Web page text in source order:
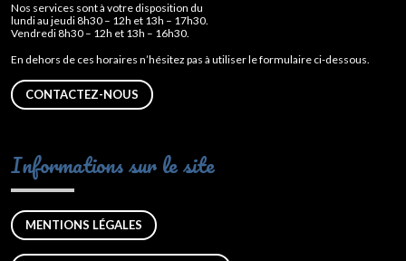
Nos services sont à votre disposition du
lundi au jeudi 8h30 – 12h et 13h – 17h30.
Vendredi 8h30 – 12h et 13h – 16h30.
En dehors de ces horaires n’hésitez pas à utiliser le formulaire ci-dessous.
CONTACTEZ-NOUS
Informations sur le site
MENTIONS LÉGALES